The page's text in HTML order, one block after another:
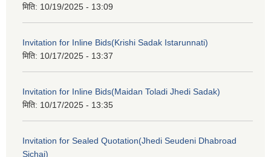
मिति: 10/19/2025 - 13:09
Invitation for Inline Bids(Krishi Sadak Istarunnati)
मिति: 10/17/2025 - 13:37
Invitation for Inline Bids(Maidan Toladi Jhedi Sadak)
मिति: 10/17/2025 - 13:35
Invitation for Sealed Quotation(Jhedi Seudeni Dhabroad
Sichai)